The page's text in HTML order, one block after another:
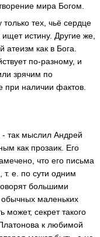
мира Богом.
тех, чьё сердце
истину. Другие же,
атеизм как в Бога.
по-разному, и
зрячим по
при наличии фактов.
- так мыслил Андрей
как прозаик. Его
что его письма
е. по сути одним
большими
маленьких
секрет такого
к любимой